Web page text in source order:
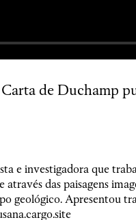
Carta de Duchamp
e investigadora que
das paisagens
geológico. Apresentou